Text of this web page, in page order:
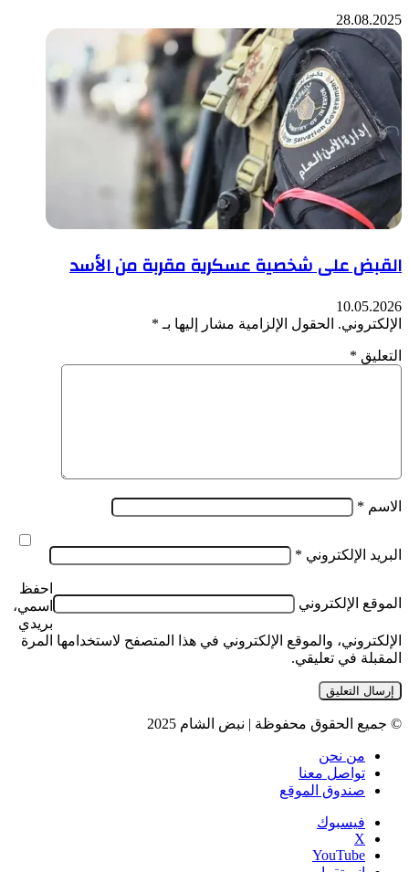
28.08.2025
القبض على شخصية عسكرية مقربة من الأسد
10.05.2026
الإلكتروني. الحقول الإلزامية مشار إليها بـ *
التعليق *
الاسم *
البريد الإلكتروني *
الموقع الإلكتروني
احفظ
اسمي،
بريدي
الإلكتروني، والموقع الإلكتروني في هذا المتصفح لاستخدامها المرة
المقبلة في تعليقي.
© جميع الحقوق محفوظة | نبض الشام 2025
من نحن
تواصل معنا
صندوق الموقع
فيسبوك
‫X
‫YouTube